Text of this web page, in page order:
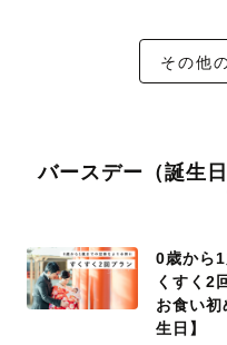
その他
バースデー（誕生
0歳から
くすく2
お食い
生日】